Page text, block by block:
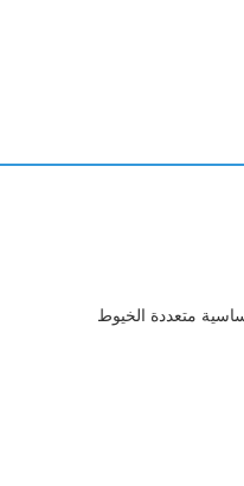
متعددة الخيوط